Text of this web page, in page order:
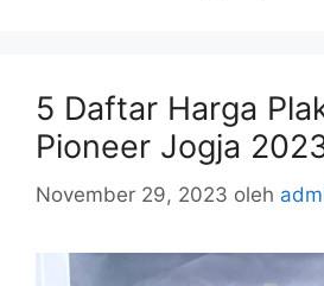
5 Daftar Harga
Pioneer Jogja
November 29, 2023 oleh